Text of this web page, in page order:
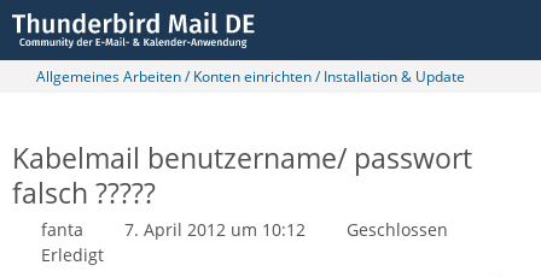
Allgemeines Arbeiten / Konten einrichten / Installation & Update
Kabelmail benutzername/ passwort
falsch ?????
fanta 7. April 2012 um 10:12
Geschlossen
Erledigt